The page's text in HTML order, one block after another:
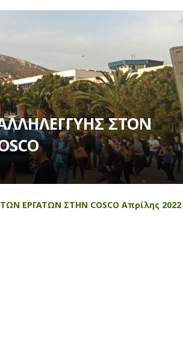
ΣΤΟΝ
ΕΡΓΑΤΩΝ ΣΤΗΝ COSCO Απρίλης 2022